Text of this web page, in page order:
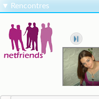
▼ Rencontres